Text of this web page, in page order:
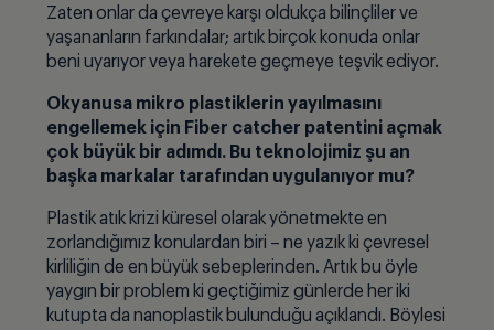
Zaten onlar da çevreye karşı oldukça bilinçliler ve
yaşananların farkındalar; artık birçok konuda onlar
beni uyarıyor veya harekete geçmeye teşvik ediyor.
Okyanusa mikro plastiklerin yayılmasını
engellemek için Fiber catcher patentini açmak
çok büyük bir adımdı. Bu teknolojimiz şu an
başka markalar tarafından uygulanıyor mu?
Plastik atık krizi küresel olarak yönetmekte en
zorlandığımız konulardan biri – ne yazık ki çevresel
kirliliğin de en büyük sebeplerinden. Artık bu öyle
yaygın bir problem ki geçtiğimiz günlerde her iki
kutupta da nanoplastik bulunduğu açıklandı. Böylesi